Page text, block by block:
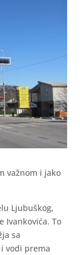
važnom i jako
Ljubuškog,
Ivankovića. To
sa
vodi prema